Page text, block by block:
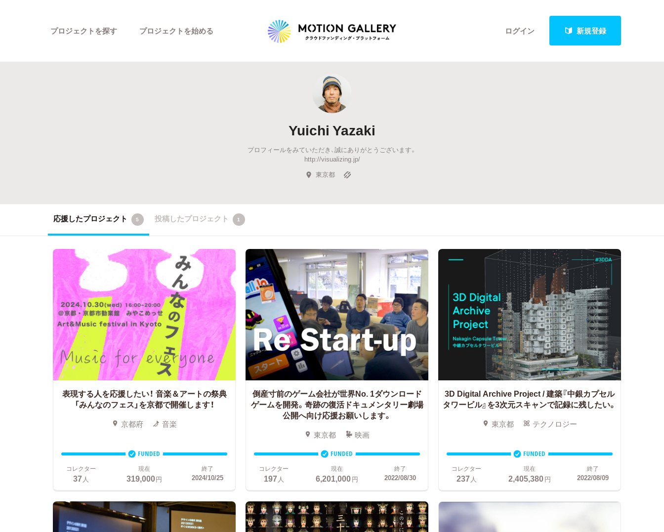
ログイン 新規登録
プロジェクトを探す
Highlight
新着プロジェクト
Feature
タグから探す キュレーターから探す 特集から探す
プロジェクトを始める
Yuichi Yazaki
プロフィールをみていただき、誠にありがとうございます。
http://visualizing.jp/
東京都
応援したプロジェクト 5 投稿したプロジェクト 1
表現する人を応援したい！ 音楽＆アートの祭典
「みんなのフェス」を京都で開催します！
京都府 音楽
FUNDED
コレクター
37人
現在
319,000円
終了
2024/10/25
倒産寸前のゲーム会社が世界No. 1ダウンロード
ゲームを開発。奇跡の復活ドキュメンタリー劇場
公開へ向け応援お願いします。
東京都 映画
FUNDED
コレクター
197人
現在
6,201,000円
終了
2022/08/30
3D Digital Archive Project /建築『中銀カプセル
タワービル』を3次元スキャンで記録に残したい。
東京都 テクノロジー
FUNDED
コレクター
237人
現在
2,405,380円
終了
2022/08/09